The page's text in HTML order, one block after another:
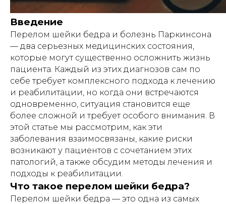
Введение
Перелом шейки бедра и болезнь Паркинсона
— два серьезных медицинских состояния,
которые могут существенно осложнить жизнь
пациента. Каждый из этих диагнозов сам по
себе требует комплексного подхода к лечению
и реабилитации, но когда они встречаются
одновременно, ситуация становится еще
более сложной и требует особого внимания. В
этой статье мы рассмотрим, как эти
заболевания взаимосвязаны, какие риски
возникают у пациентов с сочетанием этих
патологий, а также обсудим методы лечения и
подходы к реабилитации.
Что такое перелом шейки бедра?
Перелом шейки бедра — это одна из самых